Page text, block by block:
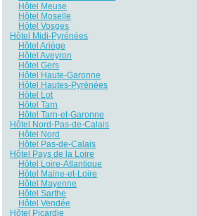
Hôtel Meuse
Hôtel Moselle
Hôtel Vosges
Hôtel Midi-Pyrénées
Hôtel Ariège
Hôtel Aveyron
Hôtel Gers
Hôtel Haute-Garonne
Hôtel Hautes-Pyrénées
Hôtel Lot
Hôtel Tarn
Hôtel Tarn-et-Garonne
Hôtel Nord-Pas-de-Calais
Hôtel Nord
Hôtel Pas-de-Calais
Hôtel Pays de la Loire
Hôtel Loire-Atlantique
Hôtel Maine-et-Loire
Hôtel Mayenne
Hôtel Sarthe
Hôtel Vendée
Hôtel Picardie